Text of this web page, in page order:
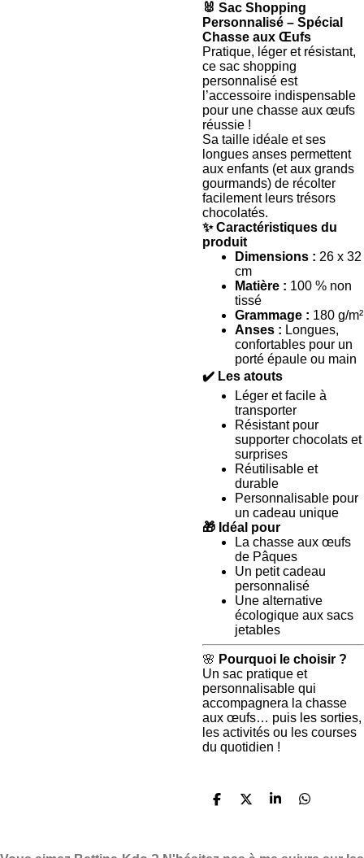
🐰 Sac Shopping
Personnalisé – Spécial
Chasse aux Œufs
Pratique, léger et résistant,
ce sac shopping
personnalisé est
l’accessoire indispensable
pour une chasse aux œufs
réussie !
Sa taille idéale et ses
longues anses permettent
aux enfants (et aux grands
gourmands) de récolter
facilement leurs trésors
chocolatés.
✨ Caractéristiques du
produit
Dimensions : 26 x 32
cm
Matière : 100 % non
tissé
Grammage : 180 g/m²
Anses : Longues,
confortables pour un
porté épaule ou main
✔️ Les atouts
Léger et facile à
transporter
Résistant pour
supporter chocolats et
surprises
Réutilisable et
durable
Personnalisable pour
un cadeau unique
🎁 Idéal pour
La chasse aux œufs
de Pâques
Un petit cadeau
personnalisé
Une alternative
écologique aux sacs
jetables
🌸 Pourquoi le choisir ?
Un sac pratique et
personnalisable qui
accompagnera la chasse
aux œufs… puis les sorties,
les activités ou les courses
du quotidien !
P
P
P
P